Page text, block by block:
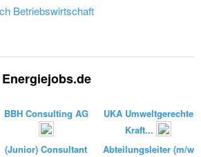
Betriebswirtschaft
BBH Consulting AG
(Junior) Consultant
UKA Umweltgerechte
Kraft...
Abteilungsleiter (m/w